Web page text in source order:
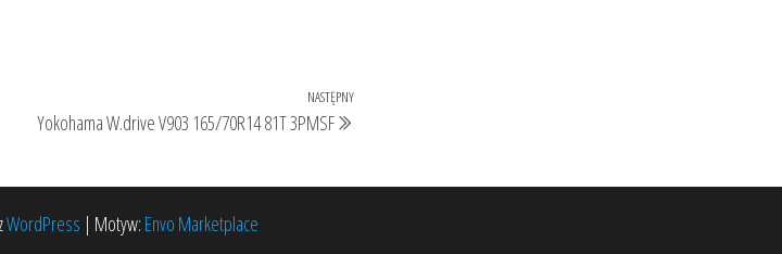
Następny
NASTĘPNY
Yokohama W.drive V903 165/70R14 81T 3PMSF
WordPress | Motyw: Envo Marketplace